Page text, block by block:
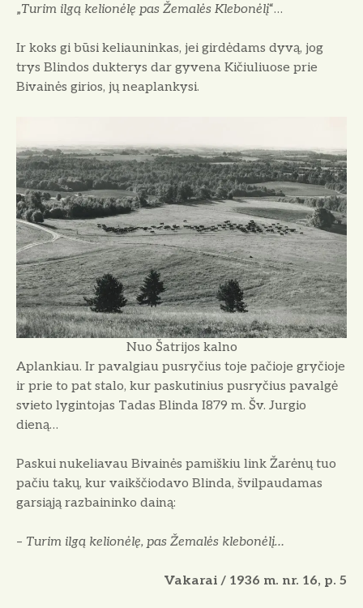
„Turim ilgą kelionėlę pas Žemalės Klebonėlį“…
Ir koks gi būsi keliauninkas, jei girdėdams dyvą, jog
trys Blindos dukterys dar gyvena Kičiuliuose prie
Bivainės girios, jų neaplankysi.
Nuo Šatrijos kalno
Aplankiau. Ir pavalgiau pusryčius toje pačioje gryčioje
ir prie to pat stalo, kur pas­kutinius pusryčius pavalgė
svieto lygintojas Tadas Blinda I879 m. Šv. Jurgio
dieną…
Paskui nukeliavau Bivainės pamiškiu link Žarėnų tuo
pačiu takų, kur vaikščiodavo Blinda, švilpaudamas
garsiąją razbaininko dainą:
– Turim ilgą kelionėlę, pas Žemalės klebonėlį…
Vakarai / 1936 m. nr. 16, p. 5